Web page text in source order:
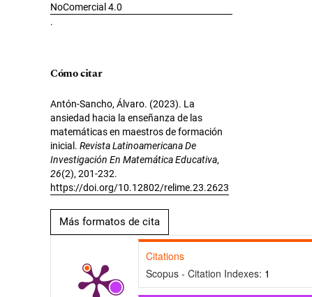
NoComercial 4.0
.
Cómo citar
Antón-Sancho, Álvaro. (2023). La
ansiedad hacia la enseñanza de las
matemáticas en maestros de formación
inicial. Revista Latinoamericana De
Investigación En Matemática Educativa,
26(2), 201-232.
https://doi.org/10.12802/relime.23.2623
Más formatos de cita
Citations
Scopus - Citation Indexes: 1